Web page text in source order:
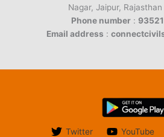
Nagar, Jaipur,
Phone number :
Email address :
Twitter YouTube